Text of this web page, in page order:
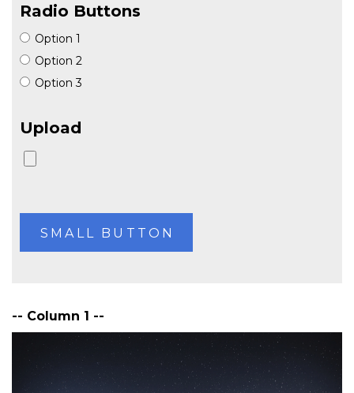
Radio Buttons
Option 1
Option 2
Option 3
Upload
-- Column 1 --